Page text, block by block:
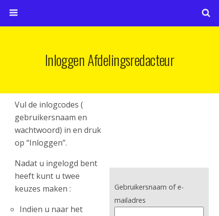
Inloggen Afdelingsredacteur
Vul de inlogcodes (
gebruikersnaam en
wachtwoord) in en druk
op “Inloggen”.
Nadat u ingelogd bent
heeft kunt u twee
keuzes maken :
Indien u naar het
Gebruikersnaam of e-
mailadres